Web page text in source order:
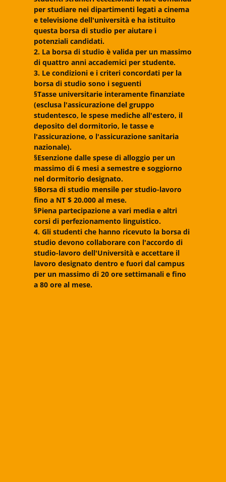
per studiare nei dipartimenti legati a cinema
e televisione dell'università e ha istituito
questa borsa di studio per aiutare i
potenziali candidati.
2. La borsa di studio è valida per un massimo
di quattro anni accademici per studente.
3. Le condizioni e i criteri concordati per la
borsa di studio sono i seguenti
§Tasse universitarie interamente finanziate
(esclusa l'assicurazione del gruppo
studentesco, le spese mediche all'estero, il
deposito del dormitorio, le tasse e
l'assicurazione, o l'assicurazione sanitaria
nazionale).
§Esenzione dalle spese di alloggio per un
massimo di 6 mesi a semestre e soggiorno
nel dormitorio designato.
§Borsa di studio mensile per studio-lavoro
fino a NT $ 20.000 al mese.
§Piena partecipazione a vari media e altri
corsi di perfezionamento linguistico.
4. Gli studenti che hanno ricevuto la borsa di
studio devono collaborare con l'accordo di
studio-lavoro dell'Università e accettare il
lavoro designato dentro e fuori dal campus
per un massimo di 20 ore settimanali e fino
a 80 ore al mese.